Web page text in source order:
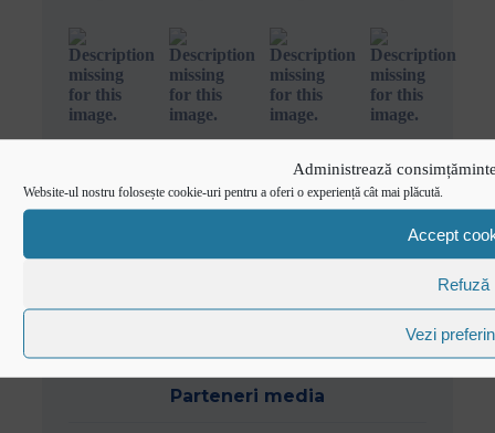
Administrează
Website-ul nostru folosește cookie-uri pentru a oferi o experiență cât mai plăcută.
Accept
Refuză
Vezi
Parteneri media